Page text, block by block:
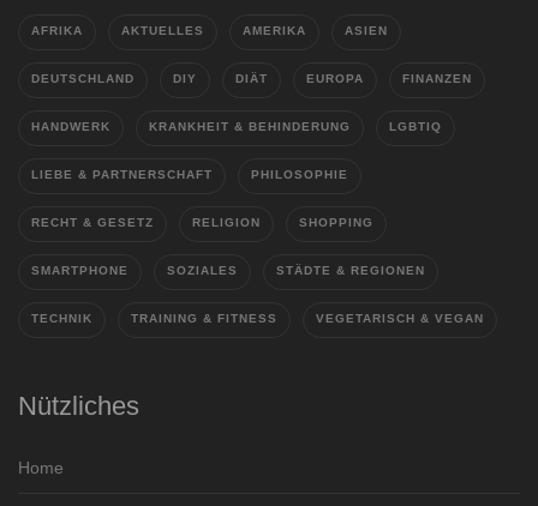
AFRIKA AKTUELLES AMERIKA ASIEN
DEUTSCHLAND DIY DIÄT EUROPA FINANZEN
HANDWERK KRANKHEIT & BEHINDERUNG LGBTIQ
LIEBE & PARTNERSCHAFT PHILOSOPHIE
RECHT & GESETZ RELIGION SHOPPING
SMARTPHONE SOZIALES STÄDTE & REGIONEN
TECHNIK TRAINING & FITNESS VEGETARISCH & VEGAN
Nützliches
Home